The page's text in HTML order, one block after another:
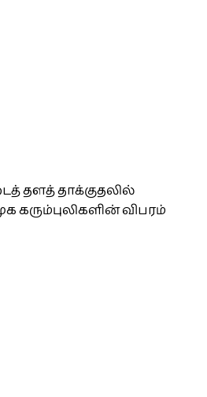
தளத் தாக்குதலில்
கரும்புலிகளின் விபரம்